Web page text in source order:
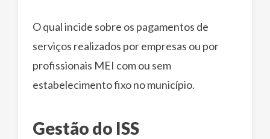
O qual incide sobre os pagamentos de
serviços realizados por empresas ou por
profissionais MEI com ou sem
estabelecimento fixo no município.
Gestão do ISS